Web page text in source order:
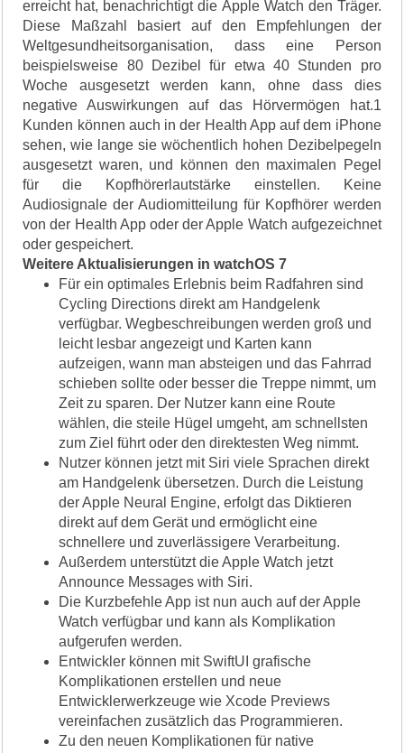
erreicht hat, benachrichtigt die Apple Watch den Träger.
Diese Maßzahl basiert auf den Empfehlungen der
Weltgesundheitsorganisation, dass eine Person
beispielsweise 80 Dezibel für etwa 40 Stunden pro
Woche ausgesetzt werden kann, ohne dass dies
negative Auswirkungen auf das Hörvermögen hat.1
Kunden können auch in der Health App auf dem iPhone
sehen, wie lange sie wöchentlich hohen Dezibelpegeln
ausgesetzt waren, und können den maximalen Pegel
für die Kopfhörerlautstärke einstellen. Keine
Audiosignale der Audiomitteilung für Kopfhörer werden
von der Health App oder der Apple Watch aufgezeichnet
oder gespeichert.
Weitere Aktualisierungen in watchOS 7
Für ein optimales Erlebnis beim Radfahren sind
Cycling Directions direkt am Handgelenk
verfügbar. Wegbeschreibungen werden groß und
leicht lesbar angezeigt und Karten kann
aufzeigen, wann man absteigen und das Fahrrad
schieben sollte oder besser die Treppe nimmt, um
Zeit zu sparen. Der Nutzer kann eine Route
wählen, die steile Hügel umgeht, am schnellsten
zum Ziel führt oder den direktesten Weg nimmt.
Nutzer können jetzt mit Siri viele Sprachen direkt
am Handgelenk übersetzen. Durch die Leistung
der Apple Neural Engine, erfolgt das Diktieren
direkt auf dem Gerät und ermöglicht eine
schnellere und zuverlässigere Verarbeitung.
Außerdem unterstützt die Apple Watch jetzt
Announce Messages with Siri.
Die Kurzbefehle App ist nun auch auf der Apple
Watch verfügbar und kann als Komplikation
aufgerufen werden.
Entwickler können mit SwiftUI grafische
Komplikationen erstellen und neue
Entwicklerwerkzeuge wie Xcode Previews
vereinfachen zusätzlich das Programmieren.
Zu den neuen Komplikationen für native